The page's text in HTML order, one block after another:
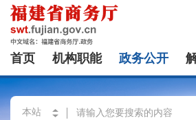
首页 机构职能 政务公开